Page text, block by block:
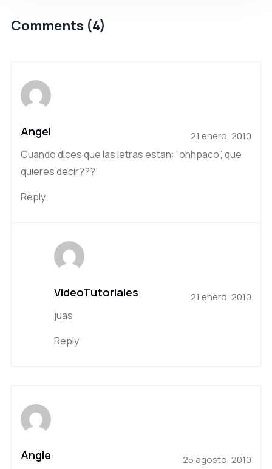
Comments (4)
Angel 21 enero, 2010
Cuando dices que las letras estan: “ohhpaco”, que
quieres decir???
Reply
VideoTutoriales 21 enero, 2010
juas
Reply
Angie 25 agosto, 2010